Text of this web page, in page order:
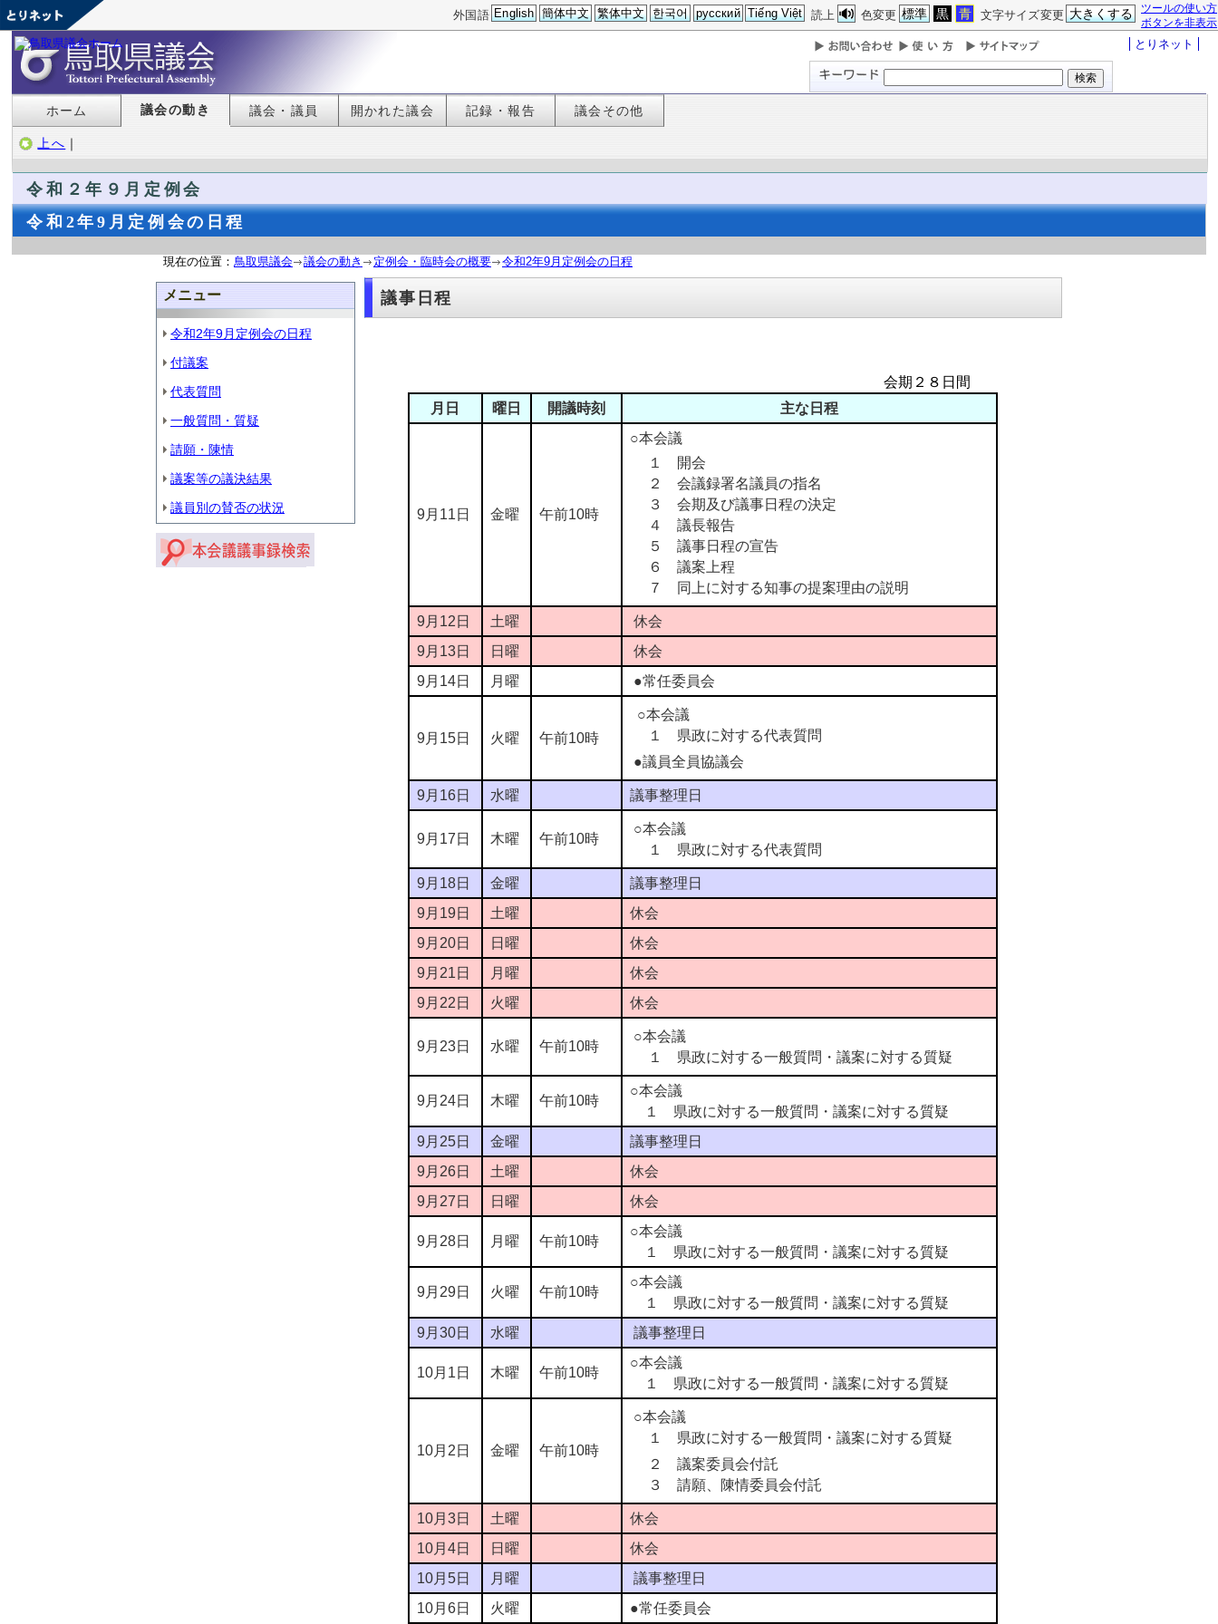
ツールの使い方
ボタンを非表示
文字サイズ変更 大きくする
色変更 標準 黒 青
読上
外国語 English 簡体中文 繁体中文 한국어 русский Tiếng Việt
とりネット
ホーム 議会の動き 議会・議員 開かれた議会 記録・報告 議会その他
上へ ｜
令和２年９月定例会
令和2年9月定例会の日程
現在の位置： 鳥取県議会 議会の動き 定例会・臨時会の概要 令和2年9月定例会の日程
メニュー
令和2年9月定例会の日程
付議案
代表質問
一般質問・質疑
請願・陳情
議案等の議決結果
議員別の賛否の状況
議事日程
会期２８日間
月日
曜日 開議時刻 主な日程
9月11日 金曜 午前10時
○本会議
１ 開会
２ 会議録署名議員の指名
３ 会期及び議事日程の決定
４ 議長報告
５ 議事日程の宣告
６ 議案上程
７ 同上に対する知事の提案理由の説明
9月12日 土曜
休会
9月13日
日曜
休会
9月14日
月曜 ●常任委員会
9月15日 火曜 午前10時
○本会議
１ 県政に対する代表質問
●議員全員協議会
9月16日 水曜 議事整理日
9月17日 木曜 午前10時
○本会議
１ 県政に対する代表質問
9月18日 金曜
議事整理日
9月19日
土曜
休会
9月20日
日曜
休会
9月21日
月曜
休会
9月22日
火曜 休会
9月23日 水曜 午前10時
○本会議
１ 県政に対する一般質問・議案に対する質疑
9月24日 木曜 午前10時
○本会議
１ 県政に対する一般質問・議案に対する質疑
9月25日
金曜
議事整理日
9月26日
土曜
休会
9月27日
日曜 休会
9月28日 月曜 午前10時
○本会議
１ 県政に対する一般質問・議案に対する質疑
9月29日 火曜 午前10時
○本会議
１ 県政に対する一般質問・議案に対する質疑
9月30日
水曜 議事整理日
10月1日 木曜 午前10時
○本会議
１ 県政に対する一般質問・議案に対する質疑
10月2日 金曜 午前10時
○本会議
１ 県政に対する一般質問・議案に対する質疑
２ 議案委員会付託
３ 請願、陳情委員会付託
10月3日 土曜
休会
10月4日
日曜
休会
10月5日
月曜
議事整理日
10月6日
火曜 ●常任委員会